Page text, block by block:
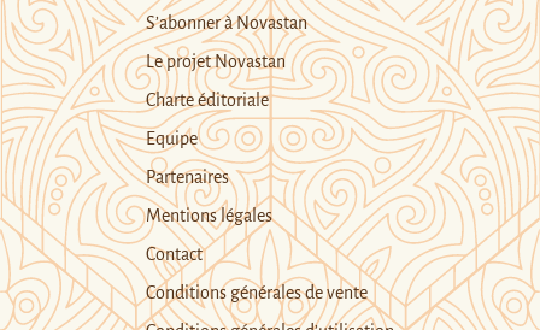
S’abonner à Novastan
Le projet Novastan
Charte éditoriale
Equipe
Partenaires
Mentions légales
Contact
Conditions générales de vente